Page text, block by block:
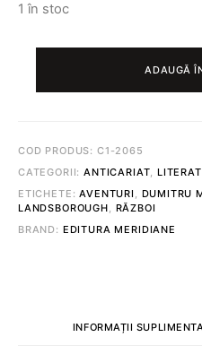
1 în stoc
ADAUGĂ
COD PRODUS: C1-2065
CATEGORII:ANTICARIAT,
ETICHETE:AVENTURI , DUMITRU
LANDSBOROUGH, RĂZBOI
BRAND: EDITURA MERIDIANE
INFORMAȚII